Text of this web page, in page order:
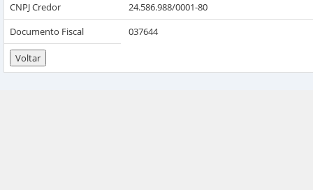
CNPJ Credor
24.586.988/0001-80
Documento Fiscal
037644